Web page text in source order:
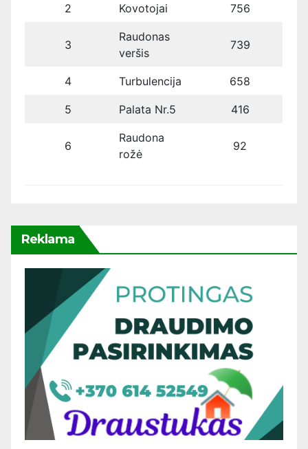
2 Kovotojai 756
3
Raudonas
veršis
739
4 Turbulencija 658
5 Palata Nr.5 416
6
Raudona
rožė
92
Reklama